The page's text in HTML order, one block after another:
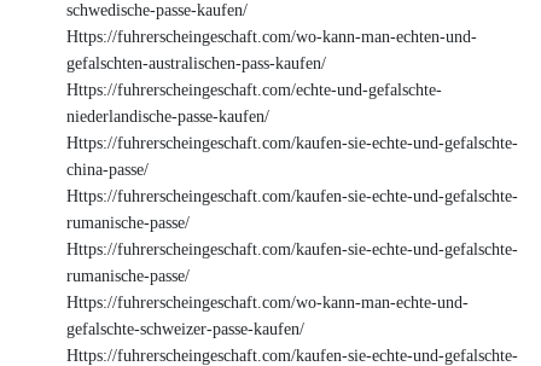
schwedische-passe-kaufen/
Https://fuhrerscheingeschaft.com/wo-kann-man-echten-und-
gefalschten-australischen-pass-kaufen/
Https://fuhrerscheingeschaft.com/echte-und-gefalschte-
niederlandische-passe-kaufen/
Https://fuhrerscheingeschaft.com/kaufen-sie-echte-und-gefalschte-
china-passe/
Https://fuhrerscheingeschaft.com/kaufen-sie-echte-und-gefalschte-
rumanische-passe/
Https://fuhrerscheingeschaft.com/kaufen-sie-echte-und-gefalschte-
rumanische-passe/
Https://fuhrerscheingeschaft.com/wo-kann-man-echte-und-
gefalschte-schweizer-passe-kaufen/
Https://fuhrerscheingeschaft.com/kaufen-sie-echte-und-gefalschte-